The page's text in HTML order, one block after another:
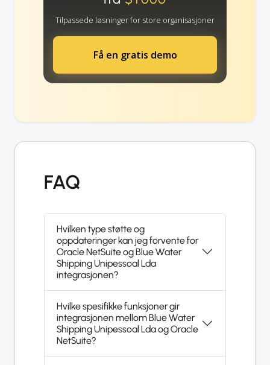
Tilpassede løsninger for store organisasjoner
Få en gratis demo
FAQ
Hvilken type støtte og
oppdateringer kan jeg forvente for
Oracle NetSuite og Blue Water
Shipping Unipessoal Lda
integrasjonen?
Hvilke spesifikke funksjoner gir
integrasjonen mellom Blue Water
Shipping Unipessoal Lda og Oracle
NetSuite?